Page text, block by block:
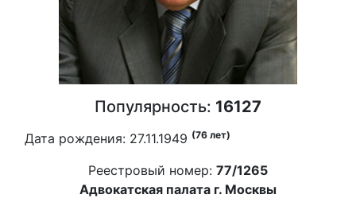
Популярность: 16127
Дата рождения: 27.11.1949 (76 лет)
Реестровый номер: 77/1265
Адвокатская палата г. Москвы